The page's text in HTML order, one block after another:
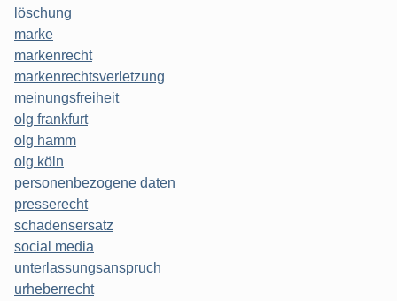
löschung
marke
markenrecht
markenrechtsverletzung
meinungsfreiheit
olg frankfurt
olg hamm
olg köln
personenbezogene daten
presserecht
schadensersatz
social media
unterlassungsanspruch
urheberrecht